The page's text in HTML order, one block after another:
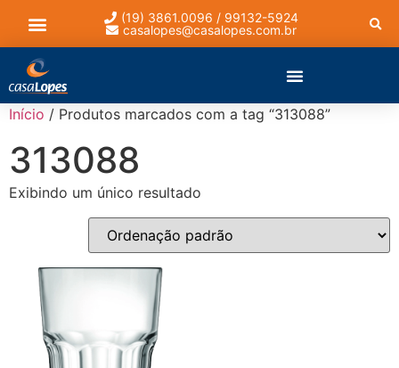
(19) 3861.0096 / 99132-5924
casalopes@casalopes.com.br
Início / Produtos marcados com a tag “313088”
313088
Exibindo um único resultado